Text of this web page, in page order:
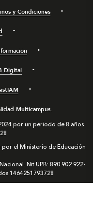
y Condiciones
Digital
Multicampus.
por un periodo de 8 años
el Ministerio de Educación
Nit UPB: 890.902.922-
1464251793728